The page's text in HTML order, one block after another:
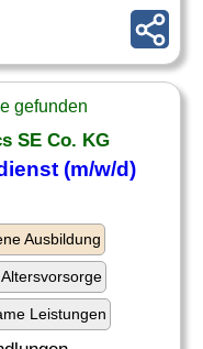
gefunden
SE Co. KG
(m/w/d)
Ausbildung
Leistungen